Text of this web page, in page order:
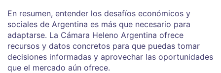
En resumen, entender los desafíos económicos y
sociales de Argentina es más que necesario para
adaptarse. La Cámara Heleno Argentina ofrece
recursos y datos concretos para que puedas tomar
decisiones informadas y aprovechar las oportunidades
que el mercado aún ofrece.